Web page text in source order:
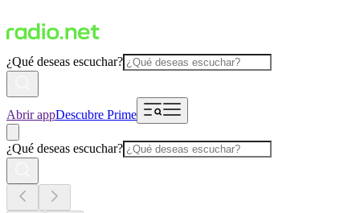
¿Qué deseas escuchar?
Abrir appDescubre Prime
¿Qué deseas escuchar?